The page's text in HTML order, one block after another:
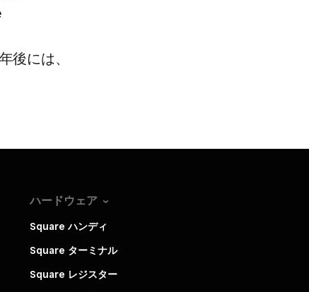
後には、​
ハードウェア
Square ハンディ
Square ターミナル
Square レジスター